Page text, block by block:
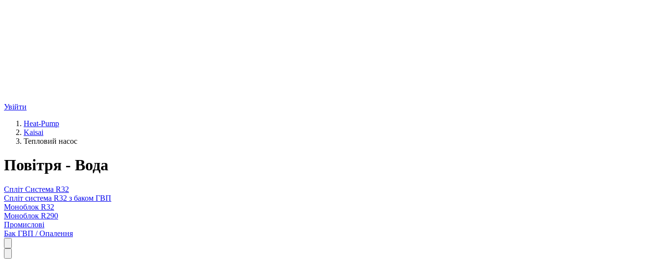
Увійти
Heat-Pump
Kaisai
Тепловий насос
Повітря - Вода
Спліт Система R32
Спліт система R32 з баком ГВП
Моноблок R32
Моноблок R290
Промислові
Бак ГВП / Опалення